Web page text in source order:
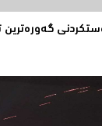
گەورەترین